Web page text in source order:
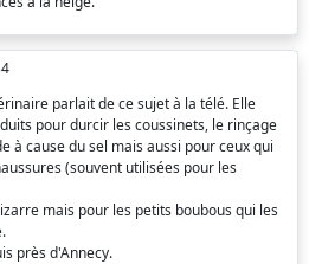
parlait de ce sujet à la télé. Elle
pour durcir les coussinets, le rinçage
à cause du sel mais aussi pour ceux qui
(souvent utilisées pour les
mais pour les petits boubous qui les
près d'Annecy.